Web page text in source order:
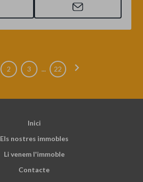
2 3 ... 22 chevron_right
Inici
Els nostres immobles
Li venem l'immoble
Contacte